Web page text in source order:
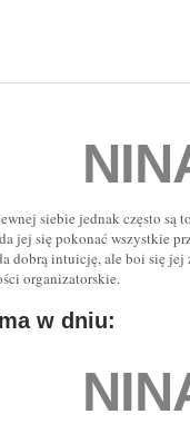
siebie jednak często są
jej się pokonać wszystkie
dobrą intuicję, ale boi się jej
organizatorskie.
w dniu: